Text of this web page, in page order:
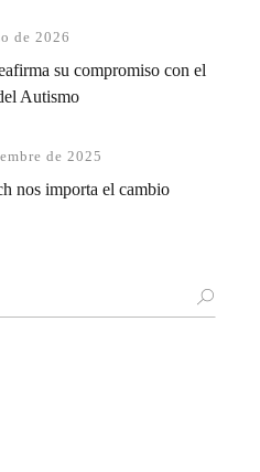
de 2026
su compromiso con el
Autismo
de 2025
nos importa el cambio